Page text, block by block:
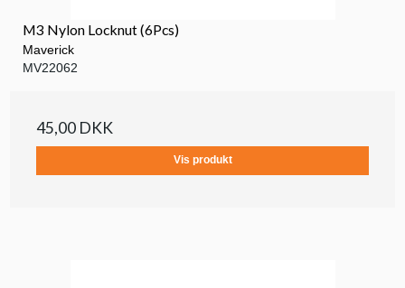
M3 Nylon Locknut (6Pcs)
Maverick
MV22062
45,00 DKK
Vis produkt